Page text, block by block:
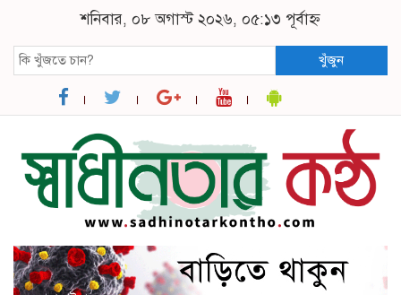
শনিবার, ০৮ অগাস্ট ২০২৬, ০৫:১৩ পূর্বাহ্ন
খুঁজুন